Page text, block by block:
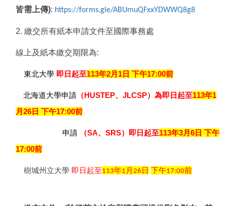
皆需上傳): https://forms.gle/ABUmuQFxxYDWWQ8g8
2. 繳交所有紙本申請文件至國際事務處
線上及紙本繳交期限為:
東北大學 即日起至113年2月1日 下午17:00前
北海道大學申請 （HUSTEP、JLCSP）為即日起至113年1
月26日 下午17:00前
申請 （SA、SRS） 即日起至113年3月6日 下午
17:00前
樹城州立大學 即日起至113年1 月26日 下午17:00前